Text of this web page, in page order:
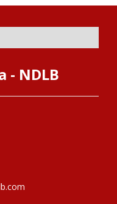
- NDLB